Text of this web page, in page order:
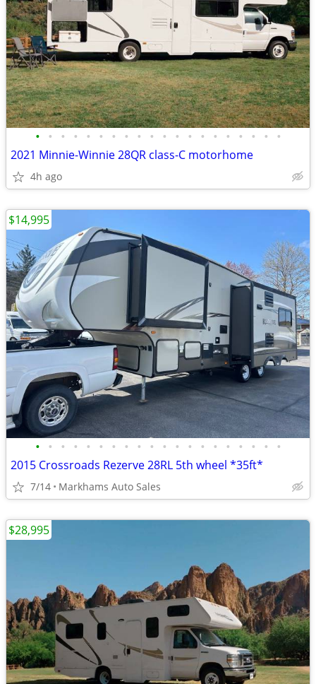
• • • • • • • • • • • • • • • • • • • •
2021 Minnie-Winnie 28QR class-C motorhome
4h ago
• • • • • • • • • • • • • • • • • • • •
2015 Crossroads Rezerve 28RL 5th wheel *35ft*
7/14 Markhams Auto Sales
$14,995
$28,995